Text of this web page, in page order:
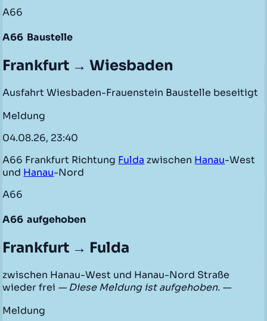
A66
A66 Baustelle
Frankfurt → Wiesbaden
Ausfahrt Wiesbaden-Frauenstein Baustelle beseitigt
Meldung
04.08.26, 23:40
A66 Frankfurt Richtung Fulda zwischen Hanau-West
und Hanau-Nord
A66
A66 aufgehoben
Frankfurt → Fulda
zwischen Hanau-West und Hanau-Nord Straße
wieder frei — Diese Meldung ist aufgehoben. —
Meldung